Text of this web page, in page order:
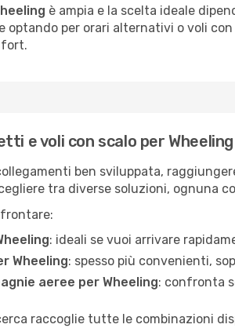
è ampia e la scelta ideale
optando per orari alternativi o voli
e voli con scalo per Wheeling
ben sviluppata,
tra diverse soluzioni, ognuna
: ideali se vuoi arrivare
Wheeling: spesso più convenienti,
aeree per Wheeling: confronta
raccoglie tutte le combinazioni